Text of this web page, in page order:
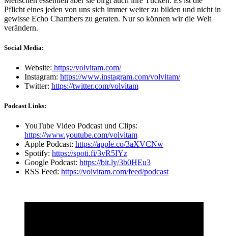
Pflicht eines jeden von uns sich immer weiter zu bilden und nicht in
gewisse Echo Chambers zu geraten. Nur so können wir die Welt
verändern.
Social Media:
Website: https://volvitam.com/
Instagram: https://www.instagram.com/volvitam/
Twitter: https://twitter.com/volvitam
Podcast Links:
YouTube Video Podcast und Clips:
https://www.youtube.com/volvitam
Apple Podcast: https://apple.co/3aXVCNw
Spotify: https://spoti.fi/3vR5IYz
Google Podcast: https://bit.ly/3b0HEu3
RSS Feed: https://volvitam.com/feed/podcast